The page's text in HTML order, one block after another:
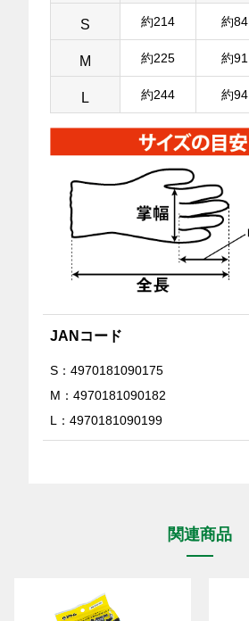
S 約214 約84
M 約225 約91
L 約244 約94
JANコード
S：4970181090175
M：4970181090182
L：4970181090199
関連商品